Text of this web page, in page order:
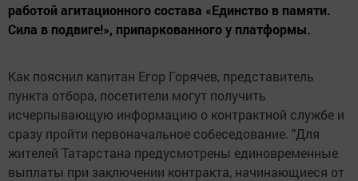
работой агитационного состава «Единство в памяти.
Сила в подвиге!», припаркованного у платформы.
Как пояснил капитан Егор Горячев, представитель
пункта отбора, посетители могут получить
исчерпывающую информацию о контрактной службе и
сразу пройти первоначальное собеседование. "Для
жителей Татарстана предусмотрены единовременные
выплаты при заключении контракта, начинающиеся от